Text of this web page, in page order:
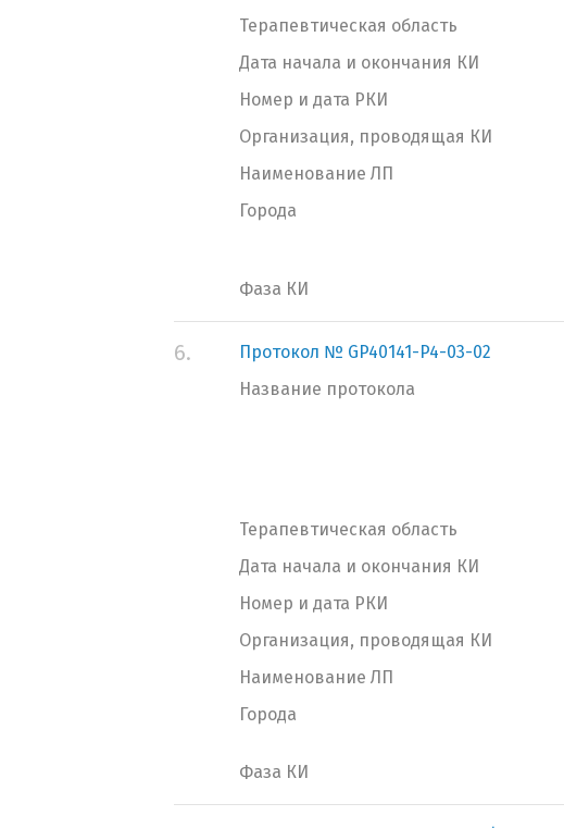
Терапевтическая область
Дата начала и окончания КИ
Номер и дата РКИ
Организация, проводящая КИ
Наименование ЛП
Города
Фаза КИ
6.
Протокол № GP40141-P4-03-02
Название протокола
Терапевтическая область
Дата начала и окончания КИ
Номер и дата РКИ
Организация, проводящая КИ
Наименование ЛП
Города
Фаза КИ